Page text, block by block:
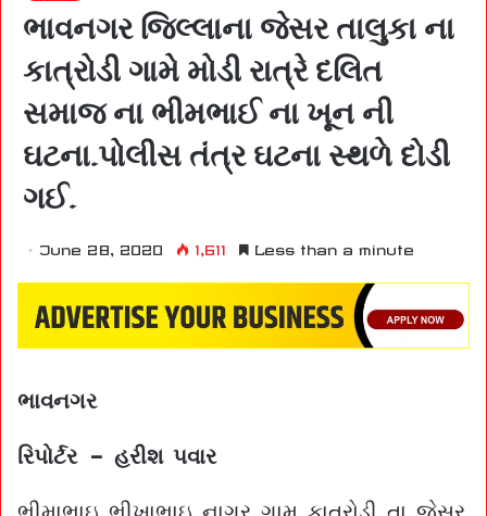
ભાવનગર જિલ્લાના જેસર તાલુકા ના
કાત્રોડી ગામે મોડી રાત્રે દલિત
સમાજ ના ભીમભાઈ ના ખૂન ની
ઘટના.પોલીસ તંત્ર ઘટના સ્થળે દોડી
ગઈ.
June 28, 2020 1,611 Less than a minute
ભાવનગર
રિપોર્ટર – હરીશ પવાર
ભીમાભાઇ ભીખાભાઇ નાગર ગામ કાત્રોડી તા જેસર